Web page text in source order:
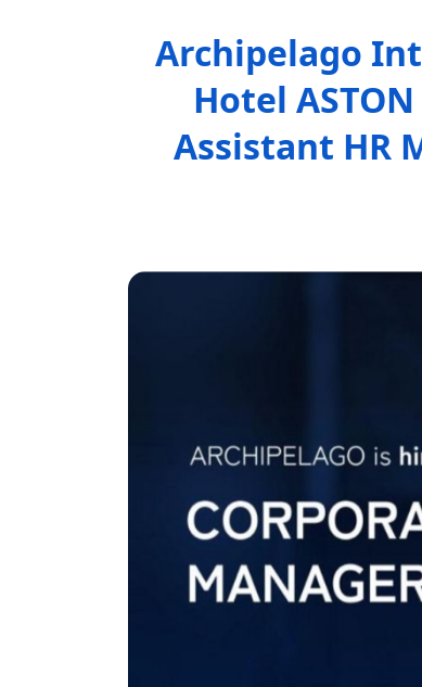
Archipelago
Hotel
Assistant HR